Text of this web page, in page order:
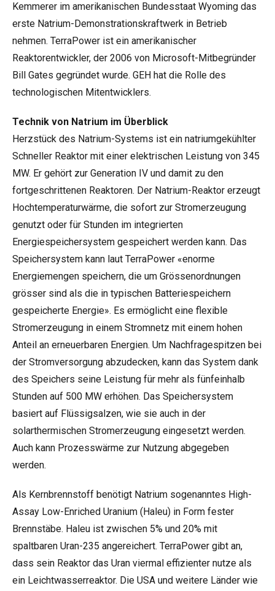
Kemmerer im amerikanischen Bundesstaat Wyoming das
erste Natrium-Demonstrationskraftwerk in Betrieb
nehmen. TerraPower ist ein amerikanischer
Reaktorentwickler, der 2006 von Microsoft-Mitbegründer
Bill Gates gegründet wurde. GEH hat die Rolle des
technologischen Mitentwicklers.
Technik von Natrium im Überblick
Herzstück des Natrium-Systems ist ein natriumgekühlter
Schneller Reaktor mit einer elektrischen Leistung von 345
MW. Er gehört zur Generation IV und damit zu den
fortgeschrittenen Reaktoren. Der Natrium-Reaktor erzeugt
Hochtemperaturwärme, die sofort zur Stromerzeugung
genutzt oder für Stunden im integrierten
Energiespeichersystem gespeichert werden kann. Das
Speichersystem kann laut TerraPower «enorme
Energiemengen speichern, die um Grössenordnungen
grösser sind als die in typischen Batteriespeichern
gespeicherte Energie». Es ermöglicht eine flexible
Stromerzeugung in einem Stromnetz mit einem hohen
Anteil an erneuerbaren Energien. Um Nachfragespitzen bei
der Stromversorgung abzudecken, kann das System dank
des Speichers seine Leistung für mehr als fünfeinhalb
Stunden auf 500 MW erhöhen. Das Speichersystem
basiert auf Flüssigsalzen, wie sie auch in der
solarthermischen Stromerzeugung eingesetzt werden.
Auch kann Prozesswärme zur Nutzung abgegeben
werden.
Als Kernbrennstoff benötigt Natrium sogenanntes High-
Assay Low-Enriched Uranium (Haleu) in Form fester
Brennstäbe. Haleu ist zwischen 5% und 20% mit
spaltbaren Uran-235 angereichert. TerraPower gibt an,
dass sein Reaktor das Uran viermal effizienter nutze als
ein Leichtwasserreaktor. Die USA und weitere Länder wie